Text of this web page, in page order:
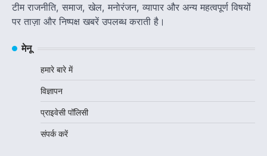
टीम राजनीति, समाज, खेल, मनोरंजन, व्यापार और अन्य महत्वपूर्ण विषयों
पर ताज़ा और निष्पक्ष खबरें उपलब्ध कराती है।
मेनू
हमारे बारे में
विज्ञापन
प्राइवेसी पॉलिसी
संपर्क करें